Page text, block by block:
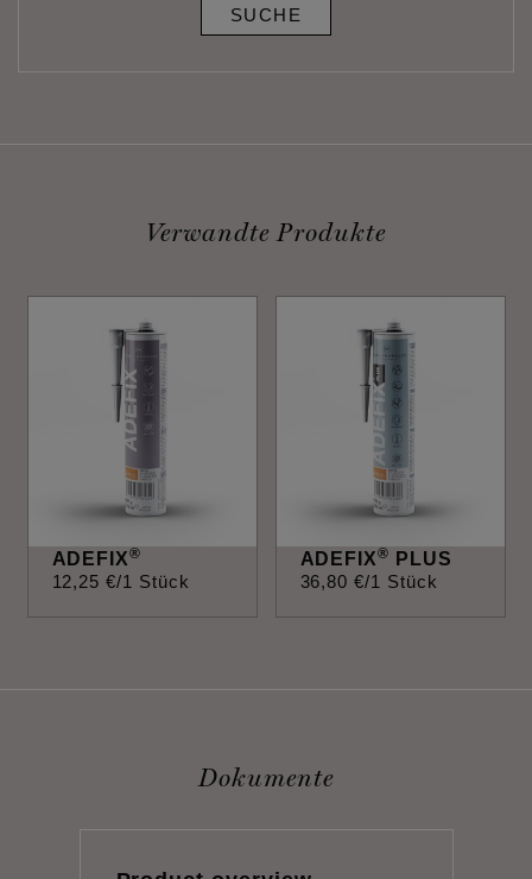
SUCHE
Verwandte Produkte
ADEFIX®
12,25 €/1 Stück
ADEFIX®
PLUS
36,80 €/1 Stück
Dokumente